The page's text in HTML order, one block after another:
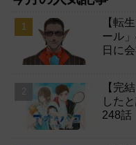
【転
ール
日に
【完
した
248話